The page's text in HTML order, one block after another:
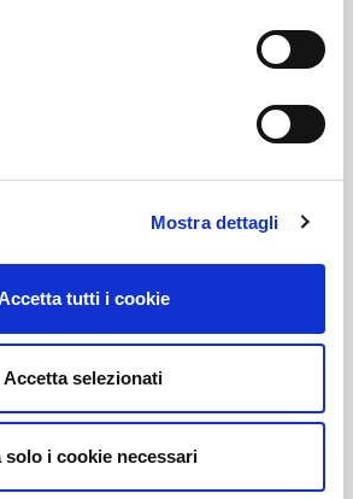
Mostra dettagli
tutti i cookie
Accetta selezionati
solo i cookie necessari
Bar e Ristoranti